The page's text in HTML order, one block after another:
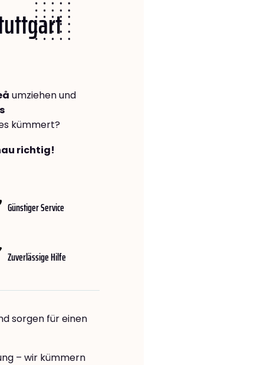
umziehen und
kümmert?
richtig!
Günstiger Service
Zuverlässige Hilfe
sorgen für einen
– wir kümmern